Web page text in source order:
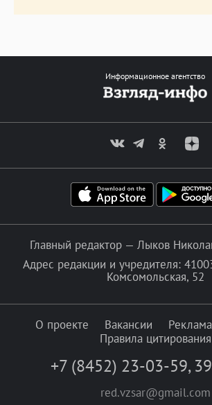
Информационное агентство
Главный редактор — Лыков
Адрес редакции и учредителя:
Комсомольская, 52
О проекте Вакансии Реклама
Правила цитирования
+7 (8452) 23-03-59,
red.vzsar@gmail.com